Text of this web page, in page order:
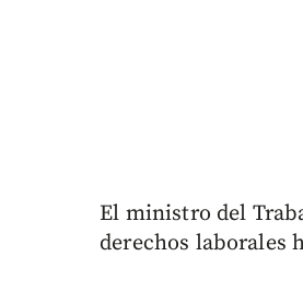
El ministro del
derechos laborales